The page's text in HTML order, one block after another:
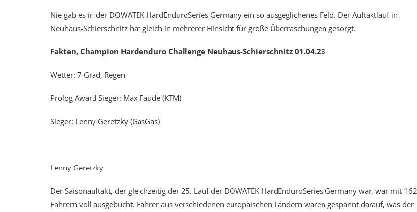
Nie gab es in der DOWATEK HardEnduroSeries Germany ein so ausgeglichenes Feld. Der Auftaktlauf in
Neuhaus-Schierschnitz hat gleich in mehrerer Hinsicht für große Überraschungen gesorgt.
Fakten, Champion Hardenduro Challenge Neuhaus-Schierschnitz 01.04.23
Wetter: 7 Grad, Regen
Prolog Award Sieger: Max Faude (KTM)
Sieger: Lenny Geretzky (GasGas)
Lenny Geretzky
Der Saisonauftakt, der gleichzeitig der 25. Lauf der DOWATEK HardEnduroSeries Germany war, war mit 162
Fahrern voll ausgebucht. Fahrer aus verschiedenen europäischen Ländern waren gespannt darauf, was der